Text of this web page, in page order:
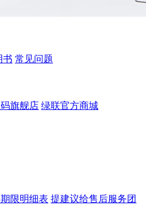
书 常见问题
旗舰店 绿联官方商城
限明细表 提建议给售后服务团